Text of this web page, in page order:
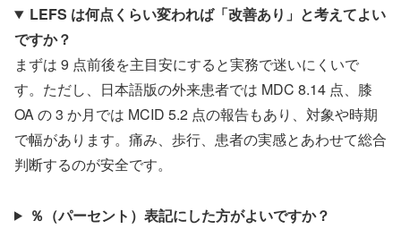
LEFS は何点くらい変われば「改善あり」と考えてよい
ですか？
まずは 9 点前後を主目安にすると実務で迷いにくいで
す。ただし、日本語版の外来患者では MDC 8.14 点、膝
OA の 3 か月では MCID 5.2 点の報告もあり、対象や時期
で幅があります。痛み、歩行、患者の実感とあわせて総合
判断するのが安全です。
％（パーセント）表記にした方がよいですか？